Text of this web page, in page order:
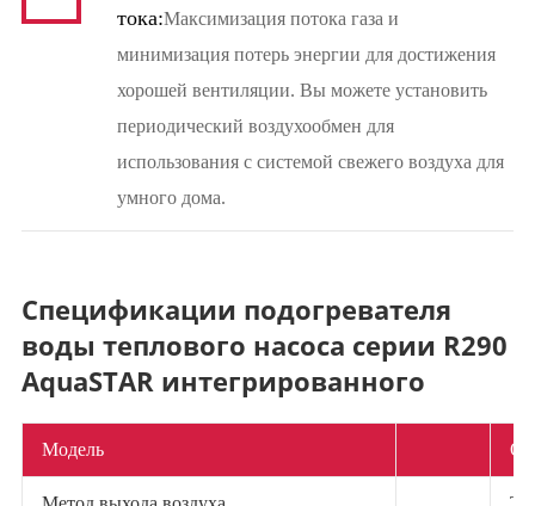
тока:Максимизация потока газа и
минимизация потерь энергии для достижения
хорошей вентиляции. Вы можете установить
периодический воздухообмен для
использования с системой свежего воздуха для
умного дома.
Спецификации подогревателя
воды теплового насоса серии R290
AquaSTAR интегрированного
Модель